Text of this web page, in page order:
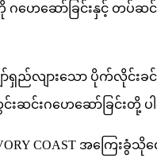
းကို ဂဟေဆော်ခြင်းနှင့် တပ်
ျားသော ပိုက်လိုင်းခင်းခ
းဆင်းဂဟေဆော်ခြင်းတို့
COAST အကြေးခွံ